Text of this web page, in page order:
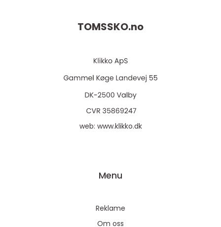
TOMSSKO.no
web: www.klikko.dk
Menu
Reklame
Om oss